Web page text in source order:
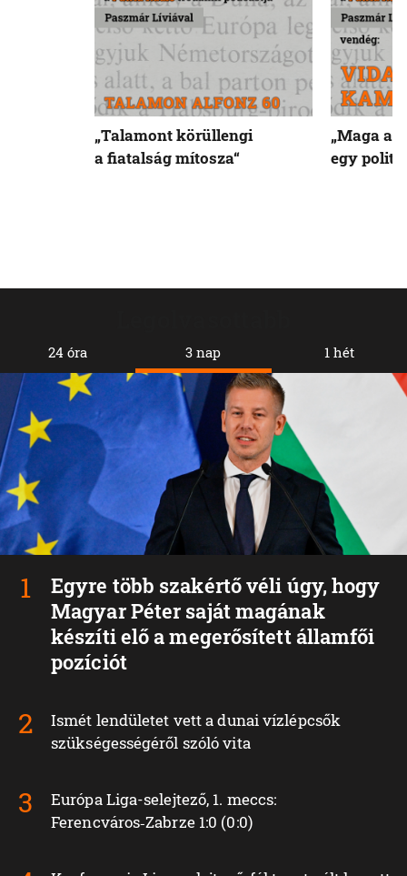
24 óra 3 nap
Egyre több szakértő véli úgy, hogy
Magyar Péter saját magának
készíti elő a megerősített államfői
pozíciót
Ismét lendületet vett a dunai vízlépcsők
szükségességéről szóló vita
Európa Liga-selejtező, 1. meccs:
Ferencváros‑Zabrze 1:0 (0:0)
1 hét
„Talamont körüllengi
a fiatalság mítosza“
„Maga a
egy